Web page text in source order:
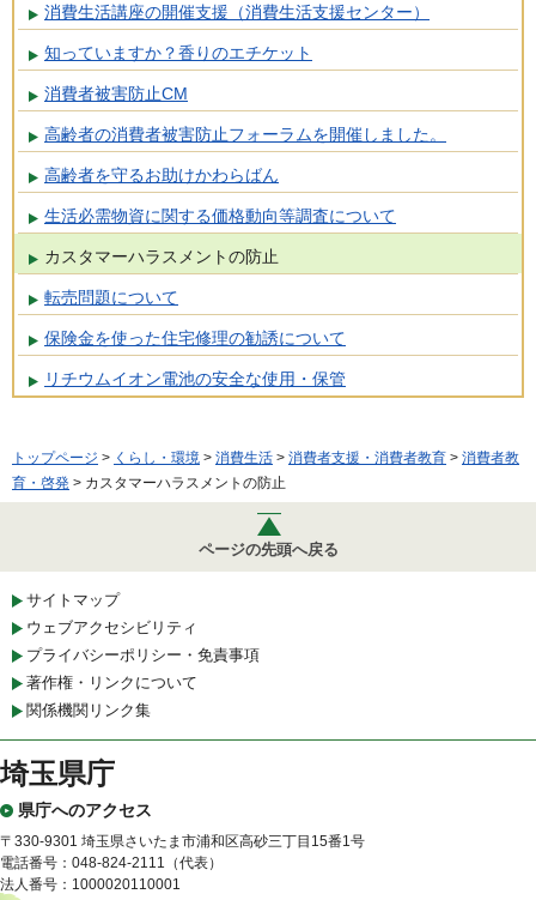
消費生活講座の開催支援（消費生活支援センター）
知っていますか？香りのエチケット
消費者被害防止CM
高齢者の消費者被害防止フォーラムを開催しました。
高齢者を守るお助けかわらばん
生活必需物資に関する価格動向等調査について
カスタマーハラスメントの防止
転売問題について
保険金を使った住宅修理の勧誘について
リチウムイオン電池の安全な使用・保管
トップページ > くらし・環境 > 消費生活 > 消費者支援・消費者教育 > 消費者教
育・啓発 > カスタマーハラスメントの防止
ページの先頭へ戻る
サイトマップ
ウェブアクセシビリティ
プライバシーポリシー・免責事項
著作権・リンクについて
関係機関リンク集
埼玉県庁
県庁へのアクセス
〒330-9301 埼玉県さいたま市浦和区高砂三丁目15番1号
電話番号：048-824-2111（代表）
法人番号：1000020110001